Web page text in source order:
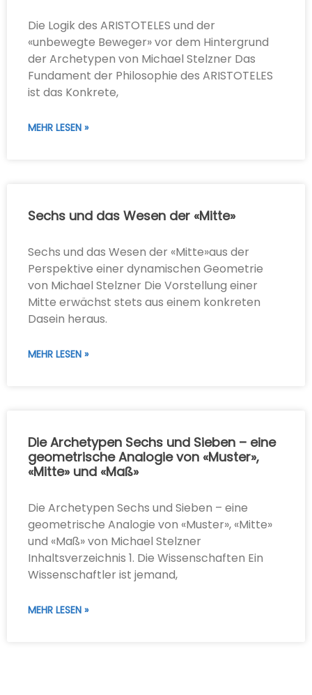
Die Logik des ARISTOTELES und der
«unbewegte Beweger» vor dem Hintergrund
der Archetypen von Michael Stelzner Das
Fundament der Philosophie des ARISTOTELES
ist das Konkrete,
MEHR LESEN »
Sechs und das Wesen der «Mitte»
Sechs und das Wesen der «Mitte»aus der
Perspektive einer dynamischen Geometrie
von Michael Stelzner Die Vorstellung einer
Mitte erwächst stets aus einem konkreten
Dasein heraus.
MEHR LESEN »
Die Archetypen Sechs und Sieben – eine
geometrische Analogie von «Muster»,
«Mitte» und «Maß»
Die Archetypen Sechs und Sieben – eine
geometrische Analogie von «Muster», «Mitte»
und «Maß» von Michael Stelzner
Inhaltsverzeichnis 1. Die Wissenschaften Ein
Wissenschaftler ist jemand,
MEHR LESEN »